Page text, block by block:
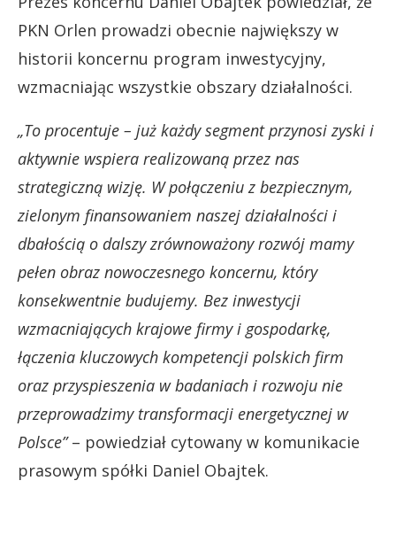
PKN Orlen prowadzi obecnie największy w
historii koncernu program inwestycyjny,
wzmacniając wszystkie obszary działalności.
„To procentuje – już każdy segment przynosi zyski i
aktywnie wspiera realizowaną przez nas
strategiczną wizję. W połączeniu z bezpiecznym,
zielonym finansowaniem naszej działalności i
dbałością o dalszy zrównoważony rozwój mamy
pełen obraz nowoczesnego koncernu, który
konsekwentnie budujemy. Bez inwestycji
wzmacniających krajowe firmy i gospodarkę,
łączenia kluczowych kompetencji polskich firm
oraz przyspieszenia w badaniach i rozwoju nie
przeprowadzimy transformacji energetycznej w
Polsce”– powiedział cytowany w komunikacie
prasowym spółki Daniel Obajtek.